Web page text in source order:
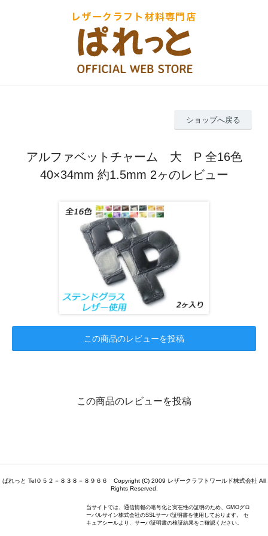
ショップへ戻る
アルファベットチャーム 大 P 全16色
40×34mm 約1.5mm 2ヶのレビュー
この商品のレビューを投稿
この商品のレビューを投稿
ぱれっと Tel０５２－８３８－８９６６ Copyright (C) 2009 レザークラフトワールド株式会社 All
Rights Reserved.
当サイトでは、通信情報の暗号化と実在性の証明のため、GMOグロ
ーバルサイン株式会社のSSLサーバ証明書を使用しております。 セ
キュアシールより、サーバ証明書の検証結果をご確認ください。